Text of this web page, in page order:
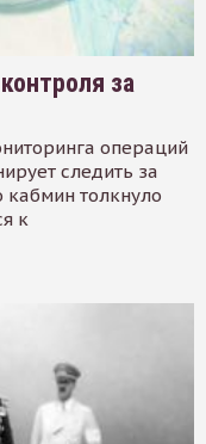
за
операций
следить за
кабмин толкнуло
к